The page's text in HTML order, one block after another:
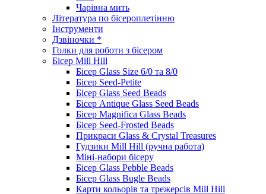
Чарівна мить
Література по бісероплетінню
Інструменти
Дзвіночки *
Голки для роботи з бісером
Бісер Mill Hill
Бісер Glass Size 6/0 та 8/0
Бісер Seed-Petite
Бісер Glass Seed Beads
Бісер Antique Glass Seed Beads
Бісер Magnifica Glass Beads
Бісер Seed-Frosted Beads
Прикраси Glass & Crystal Treasures
Гудзики Mill Hill (ручна работа)
Міні-набори бісеру
Бісер Glass Pebble Beads
Бісер Glass Bugle Beads
Карти кольорів та трежерсів Mill Hill